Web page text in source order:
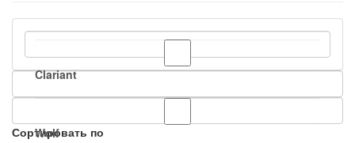
Clariant
Wolf
Сортировать по